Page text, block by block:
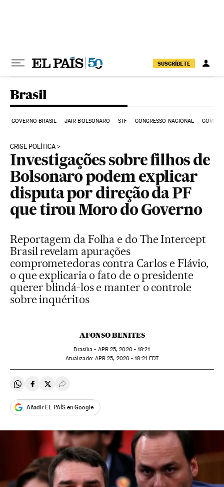
SUSCRÍBETE
Brasil
GOVERNO BRASIL JAIR BOLSONARO STF CONGRESSO NACIONAL COVID-
CRISE POLÍTICA
Investigações sobre filhos de
Bolsonaro podem explicar
disputa por direção da PF
que tirou Moro do Governo
Reportagem da Folha e do The Intercept
Brasil revelam apurações
comprometedoras contra Carlos e Flávio,
o que explicaria o fato de o presidente
querer blindá-los e manter o controle
sobre inquéritos
AFONSO BENITES
Brasília - APR25, 2020 - 18:21
atualizado: APR 25, 2020 - 18:21EDT
Compartir en Whatsapp
Compartir en Facebook
Compartir en Twitter
Desplegar Redes Sociales
Añadir EL PAÍS en Google